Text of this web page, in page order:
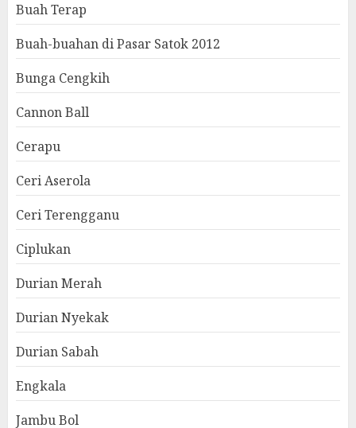
Buah Terap
Buah-buahan di Pasar Satok 2012
Bunga Cengkih
Cannon Ball
Cerapu
Ceri Aserola
Ceri Terengganu
Ciplukan
Durian Merah
Durian Nyekak
Durian Sabah
Engkala
Jambu Bol